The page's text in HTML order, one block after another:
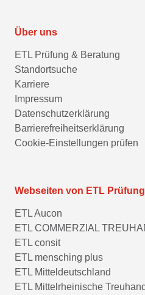
Über uns
ETL Prüfung & Beratung
Standortsuche
Karriere
Impressum
Datenschutzerklärung
Barrierefreiheitserklärung
Cookie-Einstellungen prüfen
Webseiten von ETL
ETL Aucon
ETL COMMERZIAL
ETL consit
ETL mensching plus
ETL Mitteldeutschland
ETL Mittelrheinische Treuhand